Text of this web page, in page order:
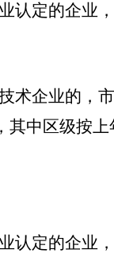
定的企业
企业的，
其中区级按
定的企业